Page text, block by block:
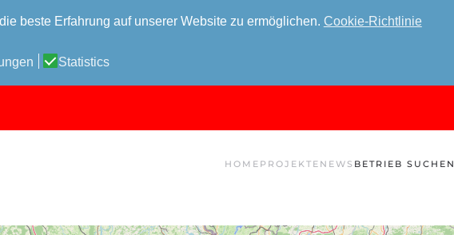
beste Erfahrung auf unserer Website zu ermöglichen. Cookie-Richtlinie
Statistics
HOME PROJEKTE NEWS BETRIEB SUCHEN